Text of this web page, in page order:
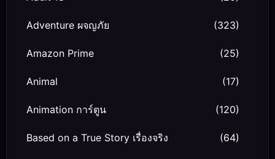
Adventure ผจญภัย (323)
Amazon Prime (25)
Animal (17)
Animation การ์ตูน (120)
Based on a True Story เรื่องจริง (64)